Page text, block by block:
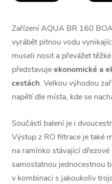
Zařízení AQUA BR 160
vyrábět pitnou vodu
museli nosit a převážet
představujeekonomické a
cestách. Velkou výhodou
napětí dle místa, kde se
Součástí balení je i
Výstup z RO filtrace je také
na ramínko stávající dřezové
samostatnou jednocestnou
v kombinaci s jakoukoliv